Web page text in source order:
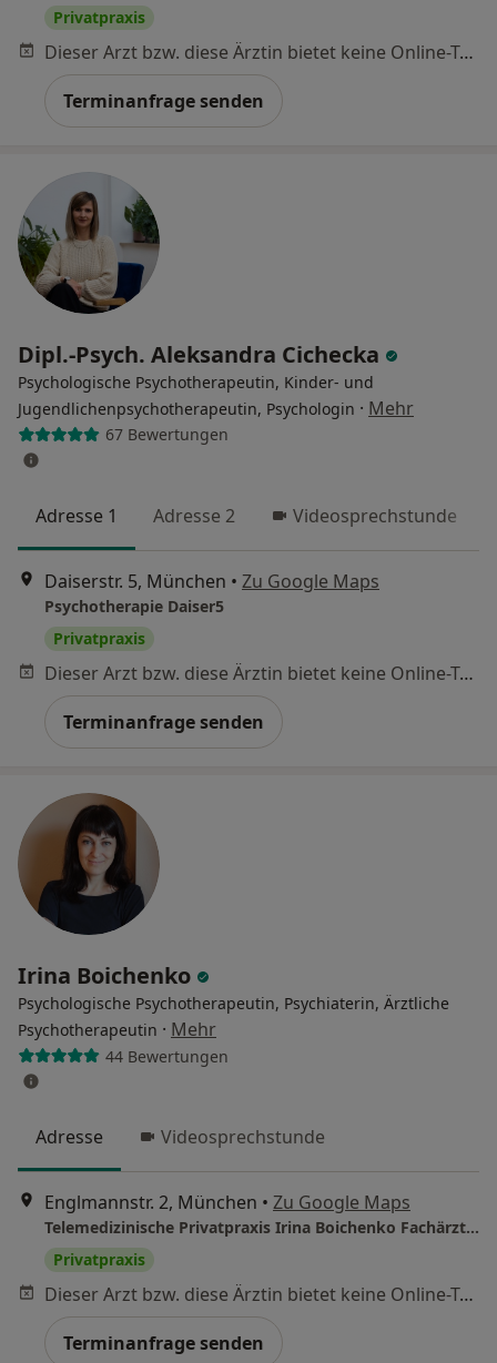
Privatpraxis
Dieser Arzt bzw. diese Ärztin bietet keine Online-Terminbuchung an diesem Standort an.
Terminanfrage senden
Dipl.-Psych. Aleksandra Cichecka
Psychologische Psychotherapeutin, Kinder- und
Jugendlichenpsychotherapeutin, Psychologin · Mehr
67 Bewertungen
Adresse 1 Adresse 2 Videosprechstunde
Daiserstr. 5, München • Zu Google Maps
Psychotherapie Daiser5
Privatpraxis
Dieser Arzt bzw. diese Ärztin bietet keine Online-Terminbuchung an diesem Standort an.
Terminanfrage senden
Irina Boichenko
Psychologische Psychotherapeutin, Psychiaterin, Ärztliche
Psychotherapeutin · Mehr
44 Bewertungen
Adresse Videosprechstunde
Englmannstr. 2, München • Zu Google Maps
Telemedizinische Privatpraxis Irina Boichenko Fachärztin für Psychiatrie und Psychotherapie
Privatpraxis
Dieser Arzt bzw. diese Ärztin bietet keine Online-Terminbuchung an diesem Standort an.
Terminanfrage senden